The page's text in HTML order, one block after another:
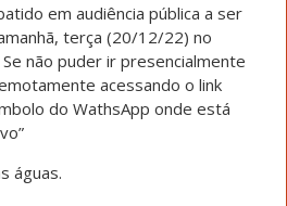
em audiência pública a ser
terça (20/12/22) no
não puder ir presencialmente
acessando o link
do WathsApp onde está
águas.